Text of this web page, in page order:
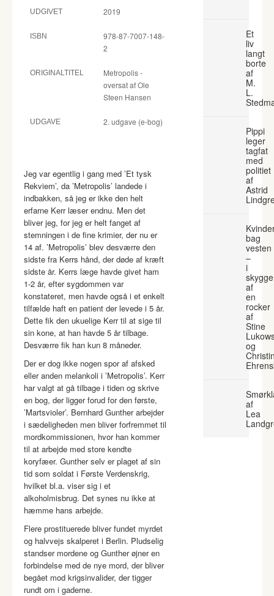
UDGIVET 2019
ISBN
978-87-7007-148-
2
ORIGINALTITEL
Metropolis -
oversat af Ole
Steen Hansen
UDGAVE 2. udgave (e-bog)
Jeg var egentlig i gang med ’Et tysk
Rekviem’, da ’Metropolis’ landede i
indbakken, så jeg er ikke den helt
erfarne Kerr læser endnu. Men det
bliver jeg, for jeg er helt fanget af
stemningen i de fine krimier, der nu er
14 af. ’Metropolis’ blev desværre den
sidste fra Kerrs hånd, der døde af kræft
sidste år. Kerrs læge havde givet ham
1-2 år, efter sygdommen var
konstateret, men havde også i et enkelt
tilfælde haft en patient der levede i 5 år.
Dette fik den ukuelige Kerr til at sige til
sin kone, at han havde 5 år tilbage.
Desværre fik han kun 8 måneder.
Der er dog ikke nogen spor af afsked
eller anden melankoli i ’Metropolis’. Kerr
har valgt at gå tilbage i tiden og skrive
en bog, der ligger forud for den første,
’Martsvioler’. Bernhard Gunther arbejder
i sædeligheden men bliver forfremmet til
mordkommissionen, hvor han kommer
til at arbejde med store kendte
koryfæer. Gunther selv er plaget af sin
tid som soldat i Første Verdenskrig,
hvilket bl.a. viser sig i et
alkoholmisbrug. Det synes nu ikke at
hæmme hans arbejde.
Flere prostituerede bliver fundet myrdet
og halvvejs skalperet i Berlin. Pludselig
standser mordene og Gunther øjner en
forbindelse med de nye mord, der bliver
begået mod krigsinvalider, der tigger
rundt om i gaderne.
Et
liv
langt
borte
af
M.
L.
Pippi
leger
tagfat
med
politiet
af
Astrid
bag
vesten
–
i
af
en
rocker
af
Stine
og
af
Lea